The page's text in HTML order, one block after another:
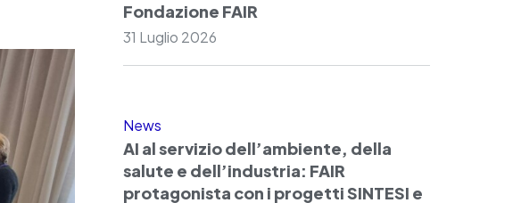
Fondazione FAIR
31 Luglio 2026
News
AI al servizio dell’ambiente, della
salute e dell’industria: FAIR
protagonista con i progetti SINTESI e